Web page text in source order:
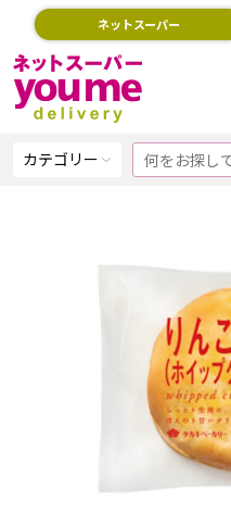
ネットスーパー
カテゴリー